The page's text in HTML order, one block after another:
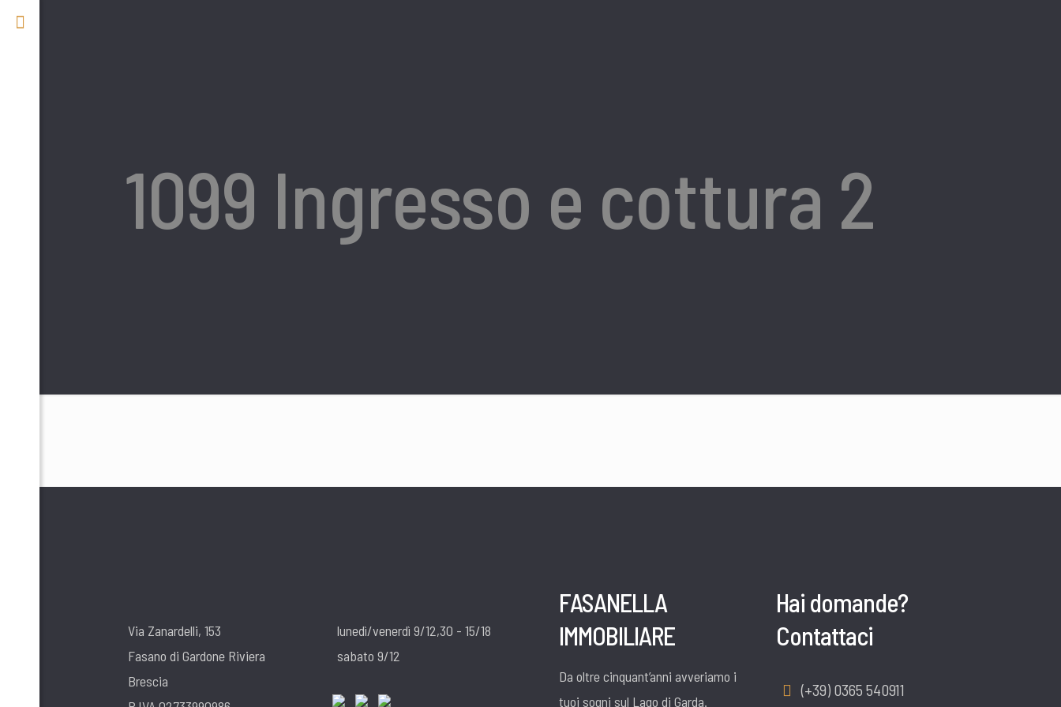
1099 Ingresso e cottura 2
Via Zanardelli, 153
Fasano di Gardone Riviera
Brescia
lunedì/venerdì 9/12,30 - 15/18
sabato 9/12
FASANELLA
IMMOBILIARE
Da oltre cinquant’anni avveriamo i
tuoi sogni sul Lago di Garda.
Hai domande?
Contattaci
(+39) 0365 540911